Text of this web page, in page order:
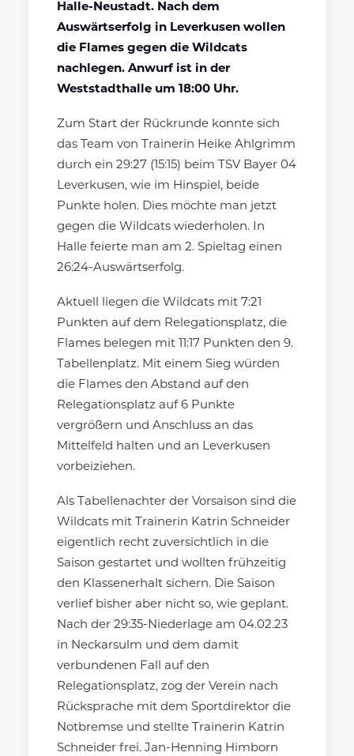
Halle-Neustadt. Nach dem
Auswärtserfolg in Leverkusen wollen
die Flames gegen die Wildcats
nachlegen. Anwurf ist in der
Weststadthalle um 18:00 Uhr.
Zum Start der Rückrunde konnte sich
das Team von Trainerin Heike Ahlgrimm
durch ein 29:27 (15:15) beim TSV Bayer 04
Leverkusen, wie im Hinspiel, beide
Punkte holen. Dies möchte man jetzt
gegen die Wildcats wiederholen. In
Halle feierte man am 2. Spieltag einen
26:24-Auswärtserfolg.
Aktuell liegen die Wildcats mit 7:21
Punkten auf dem Relegationsplatz, die
Flames belegen mit 11:17 Punkten den 9.
Tabellenplatz. Mit einem Sieg würden
die Flames den Abstand auf den
Relegationsplatz auf 6 Punkte
vergrößern und Anschluss an das
Mittelfeld halten und an Leverkusen
vorbeiziehen.
Als Tabellenachter der Vorsaison sind die
Wildcats mit Trainerin Katrin Schneider
eigentlich recht zuversichtlich in die
Saison gestartet und wollten frühzeitig
den Klassenerhalt sichern. Die Saison
verlief bisher aber nicht so, wie geplant.
Nach der 29:35-Niederlage am 04.02.23
in Neckarsulm und dem damit
verbundenen Fall auf den
Relegationsplatz, zog der Verein nach
Rücksprache mit dem Sportdirektor die
Notbremse und stellte Trainerin Katrin
Schneider frei. Jan-Henning Himborn